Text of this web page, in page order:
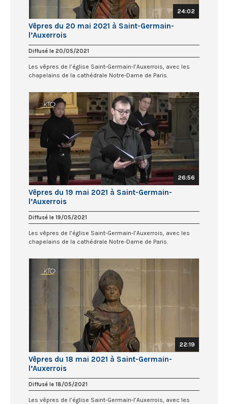
24:02
Vêpres du 20 mai 2021 à Saint-Germain-
l’Auxerrois
Diffusé le 20/05/2021
Les vêpres de l’église Saint-Germain-l’Auxerrois, avec les
chapelains de la cathédrale Notre-Dame de Paris.
26:56
Vêpres du 19 mai 2021 à Saint-Germain-
l’Auxerrois
Diffusé le 19/05/2021
Les vêpres de l’église Saint-Germain-l’Auxerrois, avec les
chapelains de la cathédrale Notre-Dame de Paris.
22:19
Vêpres du 18 mai 2021 à Saint-Germain-
l’Auxerrois
Diffusé le 18/05/2021
Les vêpres de l’église Saint-Germain-l’Auxerrois, avec les